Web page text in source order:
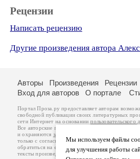
Рецензии
Написать рецензию
Другие произведения автора
Мы используем файлы
для улучшения работы
Авторы Произведения Рецензии
Вход для авторов
О портале
Портал Проза.ру предоставляет авторам
свободной публикации своих литературных
сети Интернет на основаниипользовательского
Все авторские права на произведения
и охраняются законом
. Перепечатка
только с согласия его автора, к которому вы
обратиться на его авторской странице.
тексты произведений авторы несут